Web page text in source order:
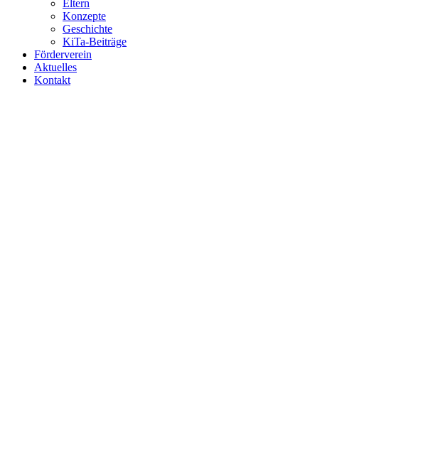
Eltern
Konzepte
Geschichte
KiTa-Beiträge
Förderverein
Aktuelles
Kontakt